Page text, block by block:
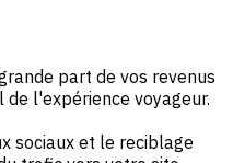
part de vos revenus
l'expérience voyageur.
sociaux et le reciblage